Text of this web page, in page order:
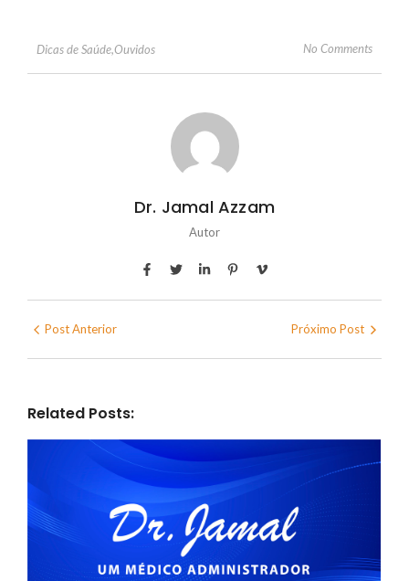
Dicas de Saúde,Ouvidos No Comments
Dr. Jamal Azzam
Autor
Post Anterior Próximo Post
Related Posts: